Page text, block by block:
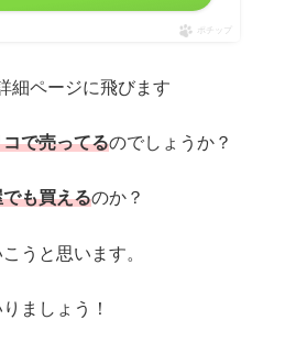
ポチップ
細ページに飛びます
で売ってるのでしょうか？
も買えるのか？
うと思います。
ましょう！